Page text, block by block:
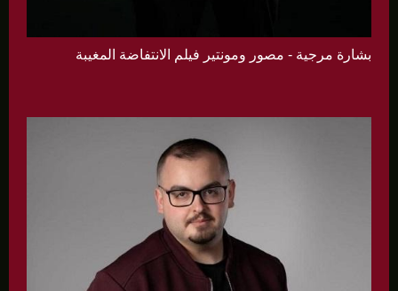
بشارة مرجية - مصور ومونتير فيلم الانتفاضة المغيبة